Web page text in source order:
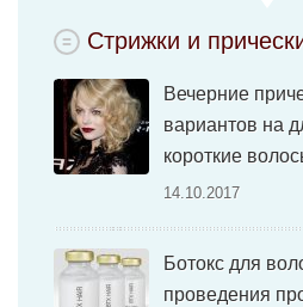
Стрижки и
Вечерние
вариантов на
короткие
14.10.2017
Ботокс для
проведения